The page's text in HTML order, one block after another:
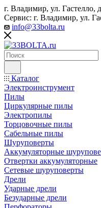
г. Владимир, ул.
Сервис: г. Владимир, ул.
info@33bolta.ru
Каталог
Электроинструмент
Пилы
Циркулярные пилы
Электропилы
Торцовочные пилы
Сабельные пилы
Шуруповерты
Аккумуляторные
Отвертки аккумуляторные
Сетевые шуруповерты
Дрели
Ударные дрели
Безударные дрели